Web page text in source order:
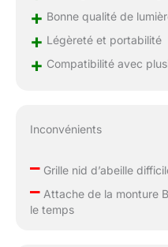
+ Bonne qualité de
+ Légèreté et portabilité
+ Compatibilité avec
Inconvénients
–Grille nid d’abeille
–Attache de la monture
le temps